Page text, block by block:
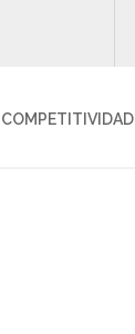
COMPETITIVIDAD